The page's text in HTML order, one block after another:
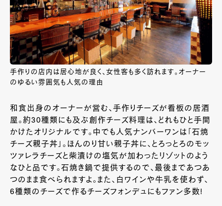
手作りの店内は居心地が良く、女性客も多く訪れます。オーナー
のゆるい雰囲気も人気の理由
和食出身のオーナーが営む、手作りチーズが看板の居酒
屋。約30種類にも及ぶ創作チーズ料理は、どれもひと手間
かけたオリジナルです。中でも人気ナンバーワンは「石焼
チーズ親子丼」。ほんのり甘い親子丼に、とろっとろのモッ
ツァレラチーズと柴漬けの塩気が加わったリゾットのよう
なひと品です。石焼き鍋で提供するので、最後まであつあ
つのまま食べられますよ。また、白ワインや牛乳を使わず、
6種類のチーズで作るチーズフォンデュにもファン多数!